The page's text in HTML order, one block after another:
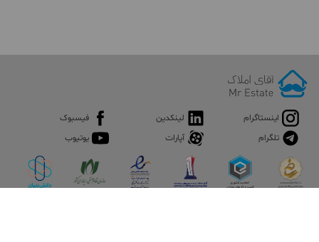
اینستاگرام لینکدین
فیسبوک
تلگرام
آپارات یوتیوب